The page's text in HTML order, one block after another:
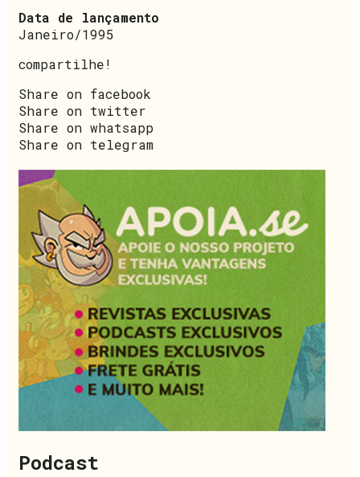
Data de lançamento
Janeiro/1995
compartilhe!
Share on facebook
Share on twitter
Share on whatsapp
Share on telegram
Podcast